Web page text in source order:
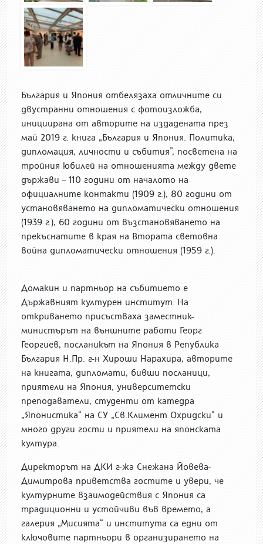
България и Япония отбелязаха отличните си
двустранни отношения с фотоизложба,
инициирана от авторите на издадената през
май 2019 г. книга „България и Япония. Политика,
дипломация, личности и събития”, посветена на
тройния юбилей на отношенията между двете
държави – 110 години от началото на
официалните контакти (1909 г.), 80 години от
установяването на дипломатически отношения
(1939 г.), 60 години от възстановяването на
прекъснатите в края на Втората световна
война дипломатически отношения (1959 г.).
Домакин и партньор на събитието е
Държавният културен институт. На
откриването присъстваха заместник-
министърът на външните работи Георг
Георгиев, посланикът на Япония в Република
България Н.Пр. г-н Хироши Нарахира, авторите
на книгата, дипломати, бивши посланици,
приятели на Япония, университетски
преподаватели, студенти от катедра
„Японистика“ на СУ „Св.Климент Охридски“ и
много други гости и приятели на японската
култура.
Директорът на ДКИ г-жа Снежана Йовева-
Димитрова приветства гостите и увери, че
културните взаимодействия с Япония са
традиционни и устойчиви във времето, а
галерия „Мисията“ и института са едни от
ключовите партньори в организирането на